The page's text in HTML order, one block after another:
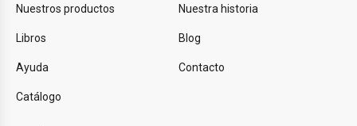
Nuestros productos
Libros
Ayuda
Catálogo
Nuestra historia
Blog
Contacto